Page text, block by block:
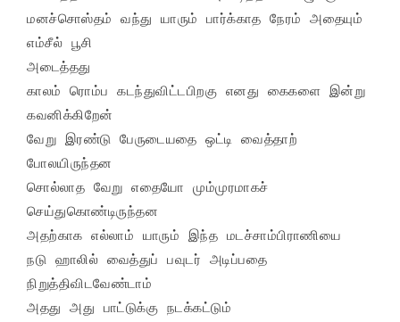
மனச்சொஸ்தம் வந்து யாரும் பார்க்காத நேரம் அதையும்
எம்சீல் பூசி
அடைத்தது
காலம் ரொம்ப கடந்துவிட்டபிறகு எனது கைகளை இன்று
கவனிக்கிறேன்
வேறு இரண்டு பேருடையதை ஒட்டி வைத்தாற்
போலயிருந்தன
சொல்லாத வேறு எதையோ மும்முரமாகச்
செய்துகொண்டிருந்தன
அதற்காக எல்லாம் யாரும் இந்த மடச்சாம்பிராணியை
நடு ஹாலில் வைத்துப் பவுடர் அடிப்பதை
நிறுத்திவிடவேண்டாம்
அதது அது பாட்டுக்கு நடக்கட்டும்